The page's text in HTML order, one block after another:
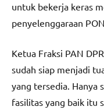
untuk bekerja keras
penyelenggaraan
Ketua Fraksi PAN
sudah siap menjadi
yang tersedia. Hanya
fasilitas yang baik itu